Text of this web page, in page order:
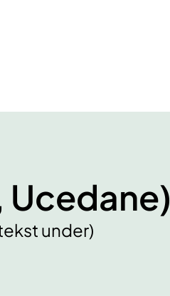
Ucedane)
under)